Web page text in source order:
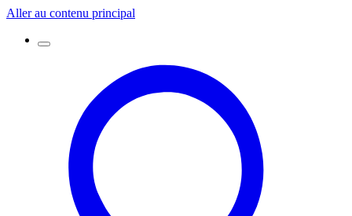
Aller au contenu principal